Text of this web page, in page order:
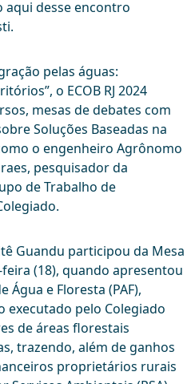
aqui desse encontro
pelas águas:
o ECOB RJ 2024
mesas de debates com
Soluções Baseadas na
o engenheiro Agrônomo
pesquisador da
de Trabalho de
Guandu participou da Mesa
(18), quando apresentou
Água e Floresta (PAF),
pelo Colegiado
de áreas florestais
trazendo, além de ganhos
proprietários rurais